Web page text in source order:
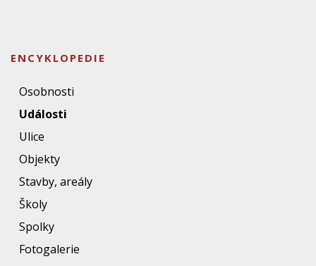
ENCYKLOPEDIE
Osobnosti
Události
Ulice
Objekty
Stavby, areály
Školy
Spolky
Fotogalerie